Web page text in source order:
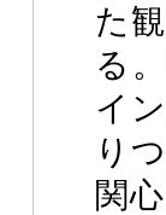
た
る
イ
り
関